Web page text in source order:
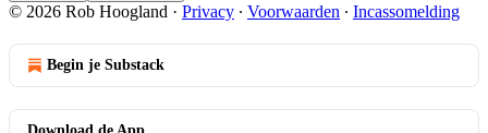
© 2026 Rob Hoogland · Privacy ∙ Voorwaarden ∙ Incassomelding
Begin je Substack